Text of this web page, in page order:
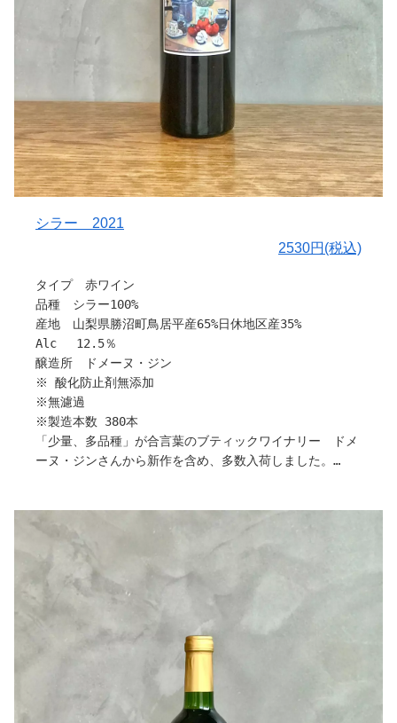
シラー 2021
2530円(税込)
タイプ 赤ワイン
品種 シラー100%
産地 山梨県勝沼町鳥居平産65%日休地区産35%
Alc 12.5％
醸造所 ドメーヌ・ジン
※ 酸化防止剤無添加
※無濾過
※製造本数 380本
「少量、多品種」が合言葉のブティックワイナリー ドメ
ーヌ・ジンさんから新作を含め、多数入荷しました。
ですが、こだわりいっぱいのワインです。
是非沢山の方に飲んでいただきたいです！
ますが、完熟感ある果実味と複雑味を持っています。少し
とろみがかった液体が長めの余韻を作りだしています。
温度が上がり、開くと一気に果実味が溢れてきます。
16度位で抜栓しても十分美味しさが伝わるかと思います。
畑のポテンシャルを感じます！